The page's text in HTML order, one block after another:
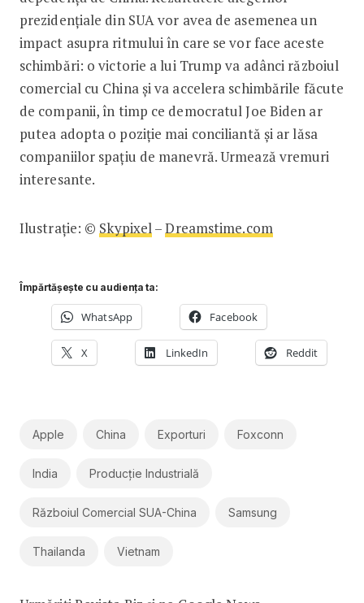
prezidențiale din SUA vor avea de asemenea un
impact asupra ritmului în care se vor face aceste
schimbări: o victorie a lui Trump va adânci războiul
comercial cu China și va acce­lera schimbările făcute
de companii, în timp ce democratul Joe Biden ar
putea adopta o poziție mai conciliantă și ar lăsa
companiilor spațiu de manevră. Urmează vremuri
interesante.
Ilustrație: © Skypixel–Dreamstime.com
Împărtășește cu audiența ta:
WhatsApp Facebook
X LinkedIn Reddit
Apple China Exporturi Foxconn
India Producție Industrială
Războiul Comercial SUA-China Samsung
Thailanda Vietnam